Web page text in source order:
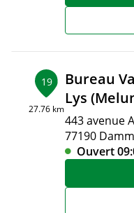
19
27.76 km
Bureau
Lys
443 avenue
77190
Ouvert